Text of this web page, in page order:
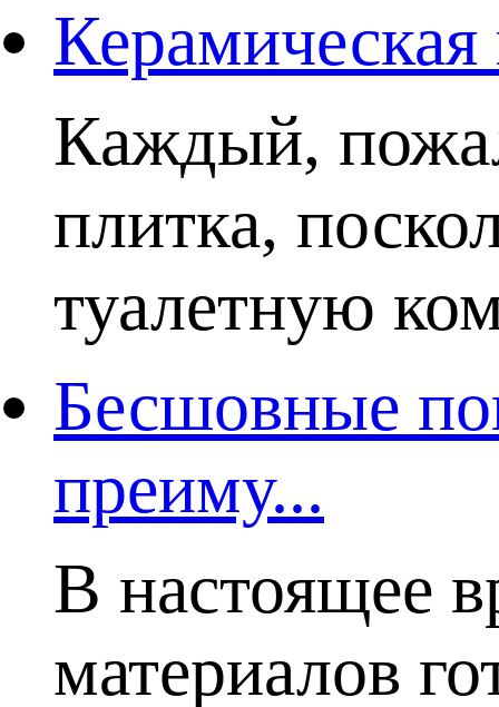
Каждый,
плитка,
туалетную
Бесшовные
преиму...
В настоящее
материалов